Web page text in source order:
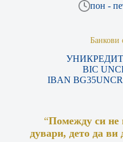
пон -
Банкови
BIC
IBAN
“Помежду си не
дувари, дето да ви